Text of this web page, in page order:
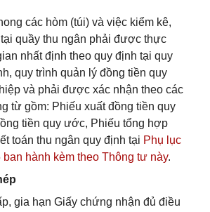
các hòm (túi) và việc kiểm kê,
quầy thu ngân phải được thực
nhất định theo quy định tại quy
quy trình quản lý đồng tiền quy
và phải được xác nhận theo các
từ gồm: Phiếu xuất đồng tiền quy
tiền quy ước, Phiếu tổng hợp
toán thu ngân quy định tại Phụ lục
ban hành kèm theo Thông tư này.
gia hạn Giấy chứng nhận đủ điều